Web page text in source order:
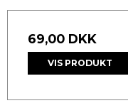
69,00 DKK
VIS PRODUKT